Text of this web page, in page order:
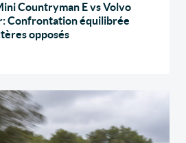
Countryman E vs Volvo
Confrontation équilibrée
opposés